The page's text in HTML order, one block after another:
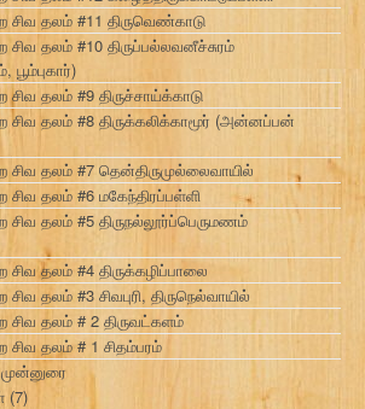
சிவ தலம் #11 திருவெண்காடு
சிவ தலம் #10 திருப்பல்லவனீச்சுரம்
பூம்புகார்)
சிவ தலம் #9 திருச்சாய்க்காடு
சிவ தலம் #8 திருக்கலிக்காமூர் (அன்னப்பன்
சிவ தலம் #7 தென்திருமுல்லைவாயில்
சிவ தலம் #6 மகேந்திரப்பள்ளி
சிவ தலம் #5 திருநல்லூர்ப்பெருமணம்
சிவ தலம் #4 திருக்கழிப்பாலை
தலம் #3 சிவபுரி, திருநெல்வாயில்
சிவ தலம் # 2 திருவட்களம்
சிவ தலம் # 1 சிதம்பரம்
(7)